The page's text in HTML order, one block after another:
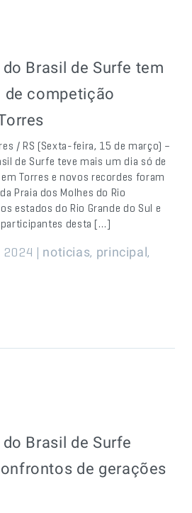
Brasil de Surfe tem
de competição
/ RS (Sexta-feira, 15 de março) –
de Surfe teve mais um dia só de
Torres e novos recordes foram
Praia dos Molhes do Rio
estados do Rio Grande do Sul e
participantes desta […]
2024 | noticias, principal,
Brasil de Surfe
de gerações